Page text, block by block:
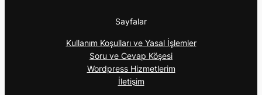
Sayfalar
Kullanım Koşulları ve Yasal İşlemler
Soru ve Cevap Köşesi
Wordpress Hizmetlerim
İletişim